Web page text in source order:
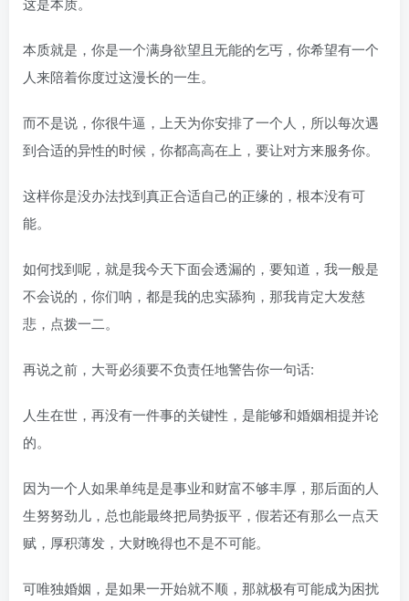
本质就是，你是一个满身欲望且无能的乞丐，你希望有一个
人来陪着你度过这漫长的一生。
而不是说，你很牛逼，上天为你安排了一个人，所以每次遇
到合适的异性的时候，你都高高在上，要让对方来服务你。
这样你是没办法找到真正合适自己的正缘的，根本没有可
能。
如何找到呢，就是我今天下面会透漏的，要知道，我一般是
不会说的，你们呐，都是我的忠实舔狗，那我肯定大发慈
悲，点拨一二。
再说之前，大哥必须要不负责任地警告你一句话:
人生在世，再没有一件事的关键性，是能够和婚姻相提并论
的。
因为一个人如果单纯是是事业和财富不够丰厚，那后面的人
生努努劲儿，总也能最终把局势扳平，假若还有那么一点天
赋，厚积薄发，大财晚得也不是不可能。
可唯独婚姻，是如果一开始就不顺，那就极有可能成为困扰